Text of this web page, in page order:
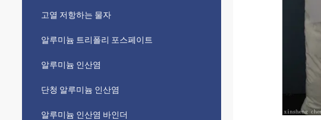
고열 저항하는 물자
알루미늄 트리폴리 포스페이트
알루미늄 인산염
단청 알루미늄 인산염
알루미늄 인산염 바인더